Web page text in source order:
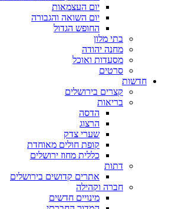
יום העצמאות
יום השואה והגבורה
החופש הגדול
בתי מלון
מחנה יהודה
מסעדות ואוכל
סרטים
חדשות
קצרים בירושלים
בריאות
הדסה
הרצוג
שערי צדק
קופת חולים מאוחדת
כללית מחוז ירושלים
דתות
אתרים קדושים בירושלים
חברה וקהילה
מינויים חדשים